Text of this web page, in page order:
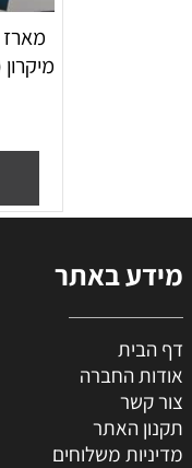
מידע באתר
דף הבית
אודות החברה
צור קשר
תקנון האתר
מדיניות משלוחים